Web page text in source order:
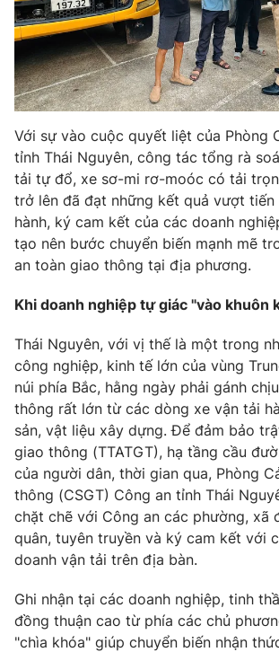
Hậu trường
Nhân vật
Khán giả
Giải sao mai
Giải trí
Điện ảnh
Âm nhạc
Đời sống
Du lịch
Làm đẹp
Chất lượng cuộc sống
Giáo dục
Tuyển sinh
Học trực tuyến
Công nghệ
Hitech Công nghệ tương lai
Sản phẩm
Thị trường
Tư vấn
Giao lưu trực tuyến
Lịch phát sóng
Chuyên mục khác
Emagazine Podcast
Photo
Video Shorts
VTV Money VTV Thể
Thị trường 24h Tấm lòng
Với sự vào cuộc quyết liệt của Phòng
tỉnh Thái Nguyên, công tác tổng rà
tải tự đổ, xe sơ-mi rơ-moóc có tải
trở lên đã đạt những kết quả vượt tiến
hành, ký cam kết của các doanh
tạo nên bước chuyển biến mạnh mẽ
an toàn giao thông tại địa phương.
Khi doanh nghiệp tự giác "vào khuôn
Thái Nguyên, với vị thế là một trong
công nghiệp, kinh tế lớn của vùng
núi phía Bắc, hằng ngày phải gánh
thông rất lớn từ các dòng xe vận tải
sản, vật liệu xây dựng. Để đảm bảo
giao thông (TTATGT), hạ tầng cầu
của người dân, thời gian qua, Phòng
thông (CSGT) Công an tỉnh Thái
chặt chẽ với Công an các phường, xã
quân, tuyên truyền và ký cam kết với
doanh vận tải trên địa bàn.
Ghi nhận tại các doanh nghiệp, tinh
đồng thuận cao từ phía các chủ
"chìa khóa" giúp chuyển biến nhận